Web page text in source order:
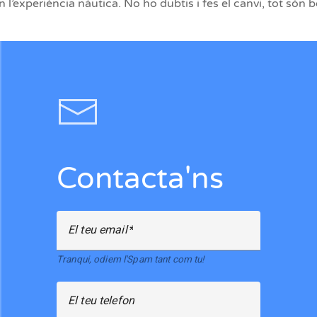
nàutica. No ho dubtis i fes el canvi, tot són
Contacta'ns
El teu email
Tranqui, odiem l'Spam tant com tu!
El teu telefon